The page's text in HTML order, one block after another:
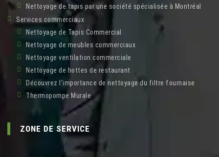
Nettoyage de tapis par une société spécialisée à Montréal
Services commerciaux
Nettoyage de Tapis Commercial
Nettoyage de meubles commerciaux
Nettoyage ventilation commerciale
Nettoyage de hottes de restaurant
Découvrez l’importance de nettoyage du filtre fournaise
Thermopompe Murale
ZONE DE SERVICE